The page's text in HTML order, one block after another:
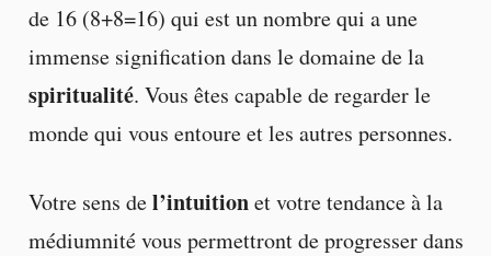
de 16 (8+8=16) qui est un nombre qui a une
immense signification dans le domaine de la
spiritualité. Vous êtes capable de regarder le
monde qui vous entoure et les autres personnes.
Votre sens del’intuitionet votre tendance à la
médiumnité vous permettront de progresser dans